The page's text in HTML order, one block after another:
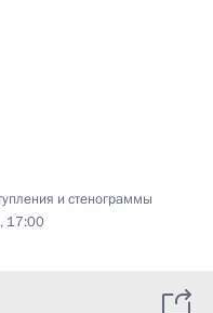
и стенограммы
17:00